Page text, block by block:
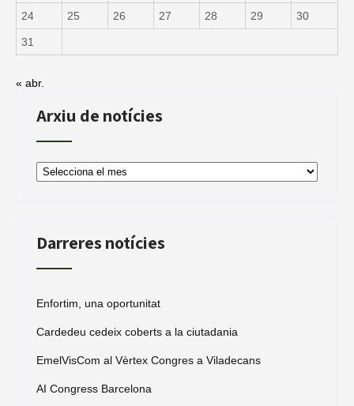
24 25 26 27 28 29 30
31
« abr.
Arxiu de notícies
Arxiu
de
Darreres notícies
Enfortim, una oportunitat
Cardedeu cedeix coberts a la ciutadania
EmelVisCom al Vèrtex Congres a Viladecans
AI Congress Barcelona